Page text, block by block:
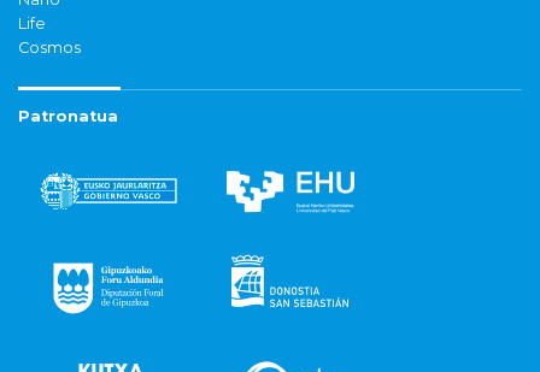
Life
Cosmos
Patronatua